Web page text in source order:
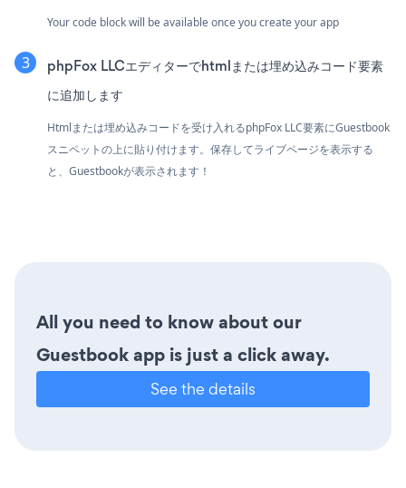
Your code block will be available once you create your app
phpFox LLCエディターでhtmlまたは埋め込みコード要素
に追加します
Htmlまたは埋め込みコードを受け入れるphpFox LLC要素にGuestbook
スニペットの上に貼り付けます。保存してライブページを表示する
と、Guestbookが表示されます！
All you need to know about our
Guestbook app is just a click away.
See the details